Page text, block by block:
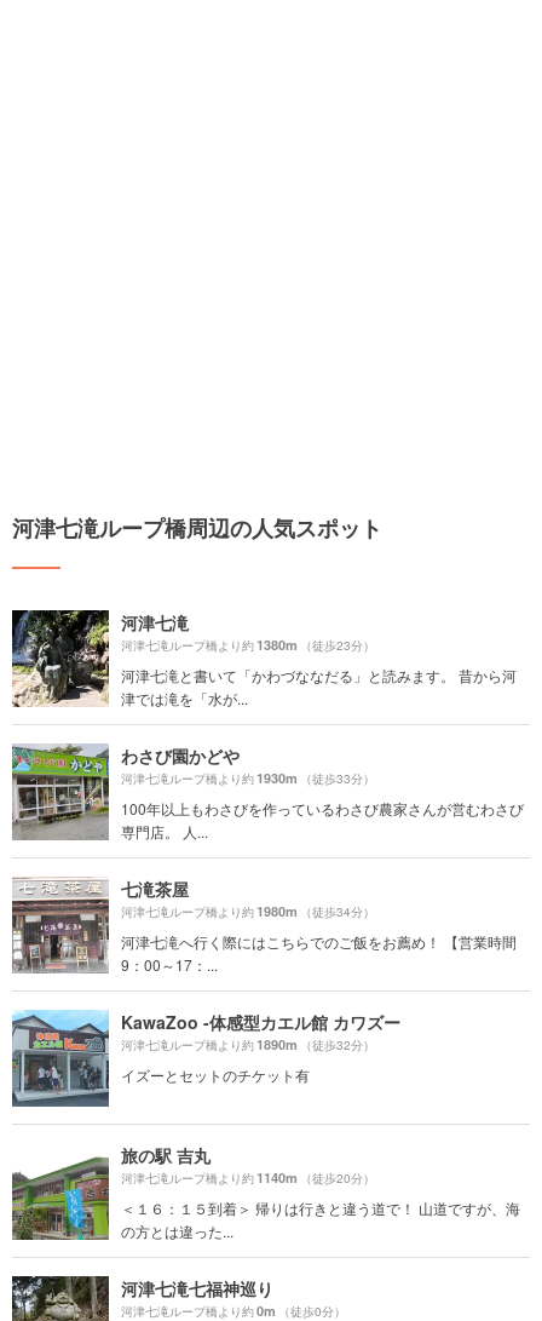
河津七滝ループ橋周辺の人気スポット
河津七滝
河津七滝ループ橋より約1380m （徒歩23分）
河津七滝と書いて「かわづななだる」と読みます。 昔から河
津では滝を「水が...
わさび園かどや
河津七滝ループ橋より約1930m （徒歩33分）
100年以上もわさびを作っているわさび農家さんが営むわさび
専門店。 人...
七滝茶屋
河津七滝ループ橋より約1980m （徒歩34分）
河津七滝へ行く際にはこちらでのご飯をお薦め！ 【営業時間
9：00～17：...
KawaZoo -体感型カエル館 カワズー
河津七滝ループ橋より約1890m （徒歩32分）
イズーとセットのチケット有
旅の駅 吉丸
河津七滝ループ橋より約1140m （徒歩20分）
＜１６：１５到着＞ 帰りは行きと違う道で！ 山道ですが、海
の方とは違った...
河津七滝七福神巡り
河津七滝ループ橋より約0m （徒歩0分）